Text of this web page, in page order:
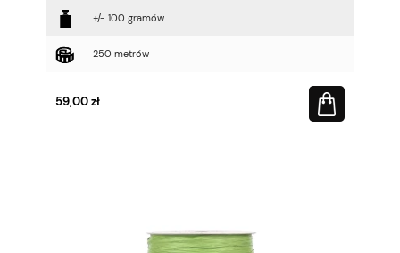
+/- 100 gramów
250 metrów
59,00 zł